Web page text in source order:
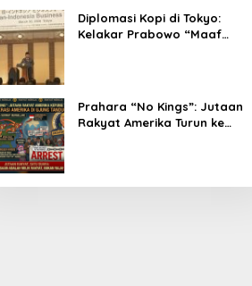
Diplomasi Kopi di Tokyo:
Kelakar Prabowo “Maaf
Prahara “No Kings”: Jutaan
Rakyat Amerika Turun ke